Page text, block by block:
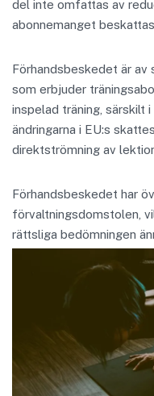
del inte omfattas av
abonnemanget
Förhandsbeskedet är
som erbjuder
inspelad träning, särskilt
ändringarna i EU:s
direktströmning av
Förhandsbeskedet har
förvaltningsdomstolen,
rättsliga bedömningen